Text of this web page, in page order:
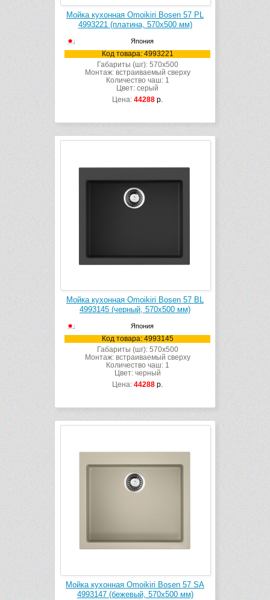
Мойка кухонная Omoikiri Bosen 57 PL
4993221 (платина, 570х500 мм)
Япония
Код товара: 4993221
Габариты (шг): 570x500
Монтаж: встраиваемый сверху
Количество чаш: 1
Цвет: серый
Цена: 44288 р.
Мойка кухонная Omoikiri Bosen 57 BL
4993145 (черный, 570х500 мм)
Япония
Код товара: 4993145
Габариты (шг): 570x500
Монтаж: встраиваемый сверху
Количество чаш: 1
Цвет: черный
Цена: 44288 р.
Мойка кухонная Omoikiri Bosen 57 SA
4993147 (бежевый, 570х500 мм)